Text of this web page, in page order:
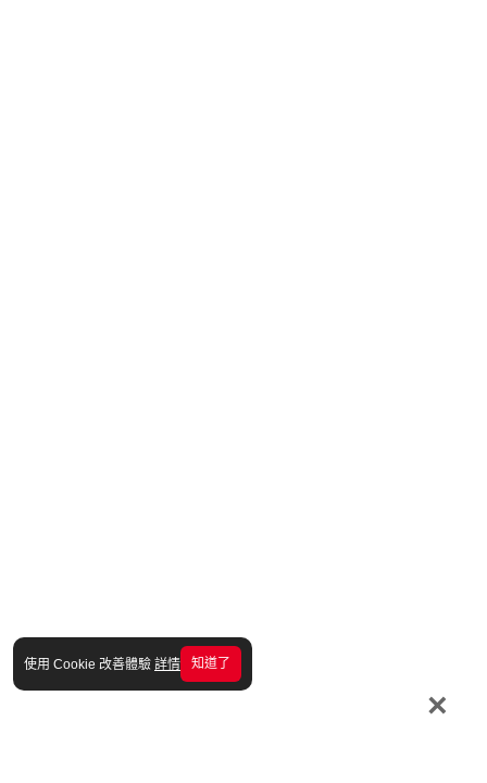
使用 Cookie 改善體驗 詳情 知道了
×